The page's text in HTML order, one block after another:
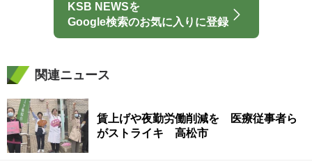
KSB NEWSを
Google検索のお気に入りに登録
関連ニュース
賃上げや夜勤労働削減を 医療従事者ら
がストライキ 高松市